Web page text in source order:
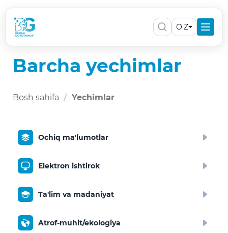
O'Z
Barcha yechimlar
Bosh sahifa Yechimlar
Ochiq ma'lumotlar
Elektron ishtirok
Ta'lim va madaniyat
Atrof-muhit/ekologiya